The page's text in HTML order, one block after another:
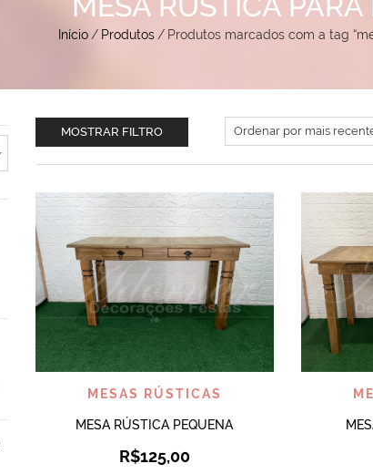
Início / Produtos / Produtos marcados com a tag
MOSTRAR FILTRO
VISUALIZAR
MESAS RÚSTICAS
MESA RÚSTICA PEQUENA
R$125,00